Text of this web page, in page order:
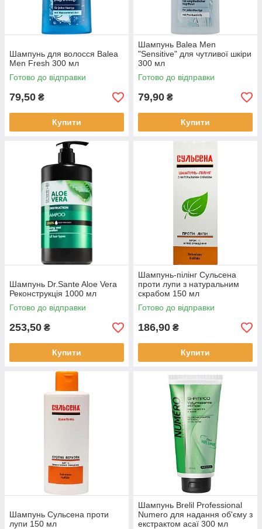
Шампунь для волосся Balea
Men Fresh 300 мл
Готово до відправки
79,50 ₴
Купити
Шампунь Balea Men
"Sensitive" для чутливої шкіри
300 мл
Готово до відправки
79,90 ₴
Купити
Шампунь Dr.Sante Aloe Vera
Реконструкція 1000 мл
Готово до відправки
253,50 ₴
Купити
Шампунь-пілінг Сульсена
проти лупи з натуральним
скрабом 150 мл
Готово до відправки
186,90 ₴
Купити
Шампунь Сульсена проти
лупи 150 мл
Шампунь Brelil Professional
Numero для надання об'єму з
екстрактом асаї 300 мл